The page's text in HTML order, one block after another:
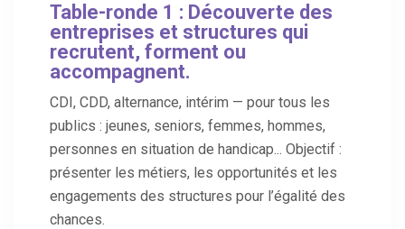
Table-ronde 1 : Découverte des
entreprises et structures qui
recrutent, forment ou
accompagnent.
CDI, CDD, alternance, intérim — pour tous les
publics : jeunes, seniors, femmes, hommes,
personnes en situation de handicap... Objectif :
présenter les métiers, les opportunités et les
engagements des structures pour l’égalité des
chances.